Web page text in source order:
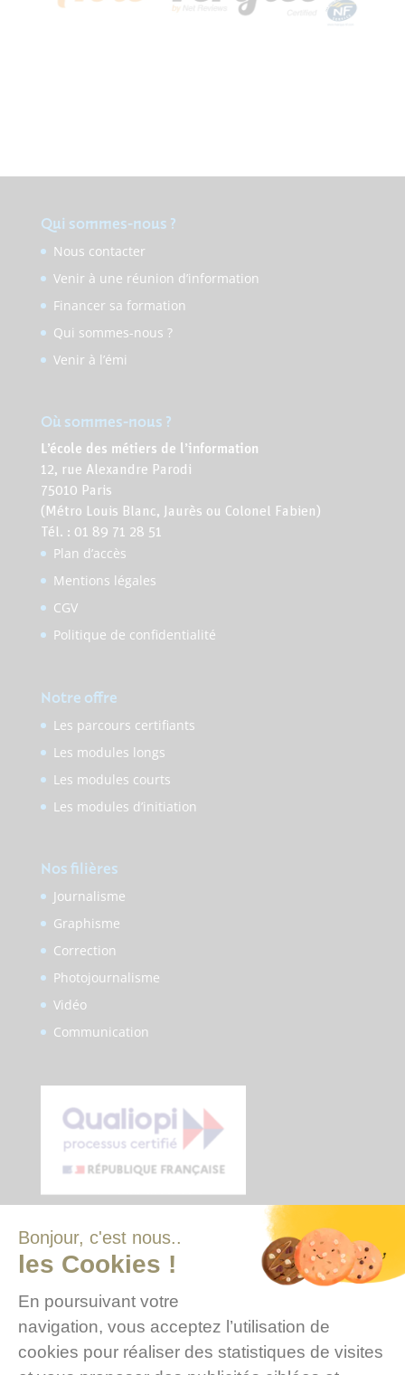
Qui sommes-nous ?
Nous contacter
Venir à une réunion d’information
Financer sa formation
Qui sommes-nous ?
Venir à l’émi
Où sommes-nous ?
L’école des métiers de l’information
12, rue Alexandre Parodi
75010 Paris
(Métro Louis Blanc, Jaurès ou Colonel Fabien)
Tél. : 01 89 71 28 51
Plan d’accès
Mentions légales
CGV
Politique de confidentialité
Notre offre
Les parcours certifiants
Les modules longs
Les modules courts
Les modules d’initiation
Nos filières
Journalisme
Graphisme
Correction
Photojournalisme
Vidéo
Communication